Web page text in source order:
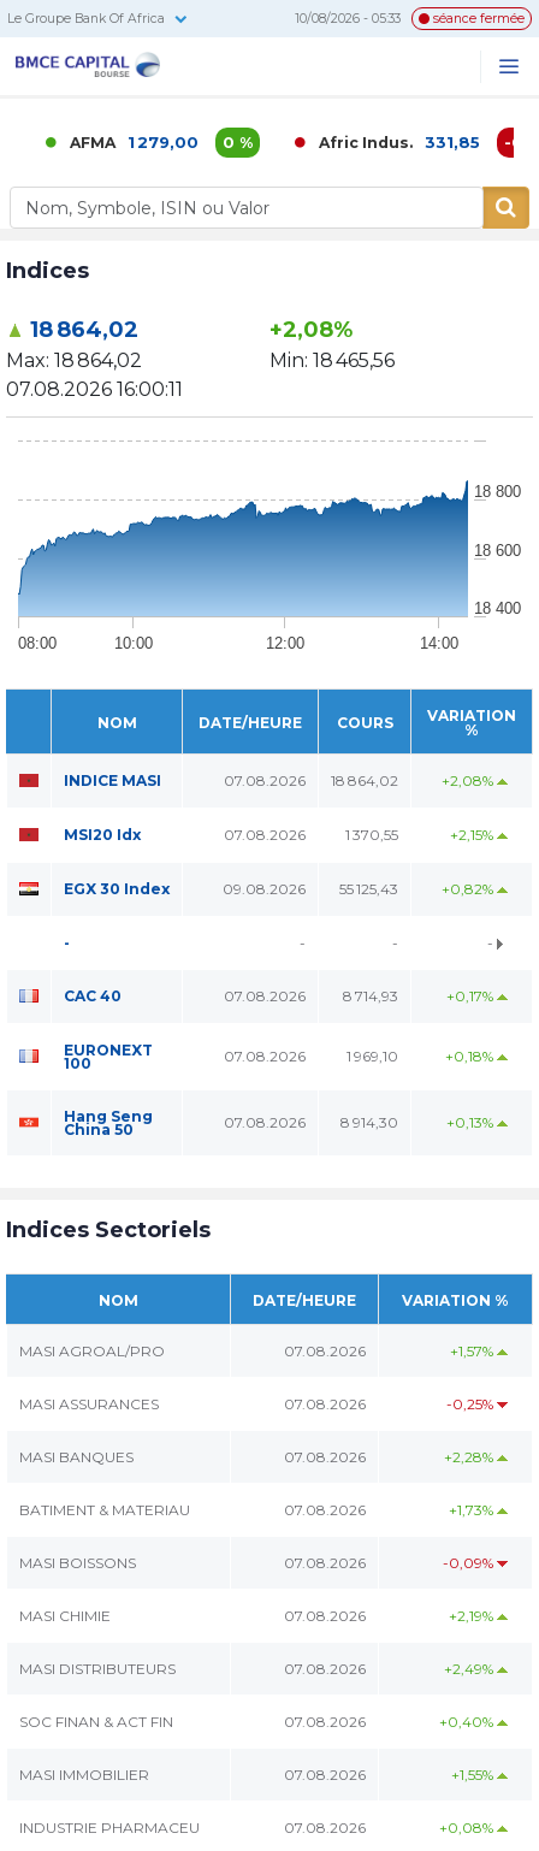
Le Groupe Bank Of Africa 10/08/2026 - 05:33 séance fermée
AFMA 1 279,00 0 % Afric Indus. 331,85 -0,02
Indices
18 864,02
Max: 18 864,02
+2,08%
Min: 18 465,56
07.08.2026 16:00:11
10:00 12:00
08:00 14:00
18 400
18 600
18 800
NOM DATE/HEURE COURS
VARIATION
%
INDICE MASI 07.08.2026 18 864,02 +2,08%
MSI20 Idx 07.08.2026 1 370,55 +2,15%
EGX 30 Index 09.08.2026 55 125,43 +0,82%
- - - -
CAC 40 07.08.2026 8 714,93 +0,17%
EURONEXT
100 07.08.2026 1 969,10 +0,18%
Hang Seng
China 50 07.08.2026 8 914,30 +0,13%
Indices Sectoriels
NOM DATE/HEURE VARIATION %
MASI AGROAL/PRO 07.08.2026 +1,57%
MASI ASSURANCES 07.08.2026 -0,25%
MASI BANQUES 07.08.2026 +2,28%
BATIMENT & MATERIAU 07.08.2026 +1,73%
MASI BOISSONS 07.08.2026 -0,09%
MASI CHIMIE 07.08.2026 +2,19%
MASI DISTRIBUTEURS 07.08.2026 +2,49%
SOC FINAN & ACT FIN 07.08.2026 +0,40%
MASI IMMOBILIER 07.08.2026 +1,55%
INDUSTRIE PHARMACEU 07.08.2026 +0,08%